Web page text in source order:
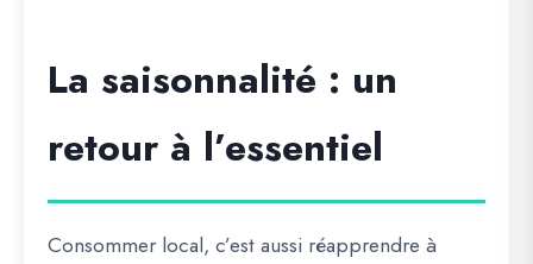
La saisonnalité : un
retour à l’essentiel
Consommer local, c’est aussi réapprendre à